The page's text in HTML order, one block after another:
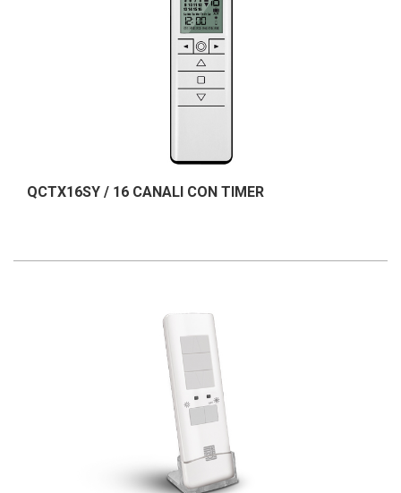
QCTX16SY / 16 CANALI CON TIMER